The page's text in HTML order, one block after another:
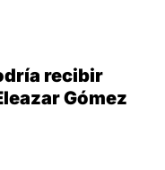
recibir
Gómez